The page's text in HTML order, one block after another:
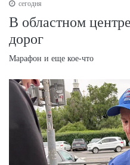
сегодня
В областном
дорог
Марафон и еще кое-что